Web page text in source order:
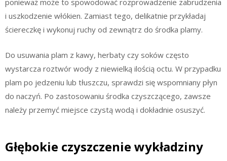
ponieważ może to spowodować rozprowadzenie zabrudzenia
i uszkodzenie włókien. Zamiast tego, delikatnie przykładaj
ściereczkę i wykonuj ruchy od zewnątrz do środka plamy.
Do usuwania plam z kawy, herbaty czy soków często
wystarcza roztwór wody z niewielką ilością octu. W przypadku
plam po jedzeniu lub tłuszczu, sprawdzi się wspomniany płyn
do naczyń. Po zastosowaniu środka czyszczącego, zawsze
należy przemyć miejsce czystą wodą i dokładnie osuszyć.
Głębokie czyszczenie wykładziny